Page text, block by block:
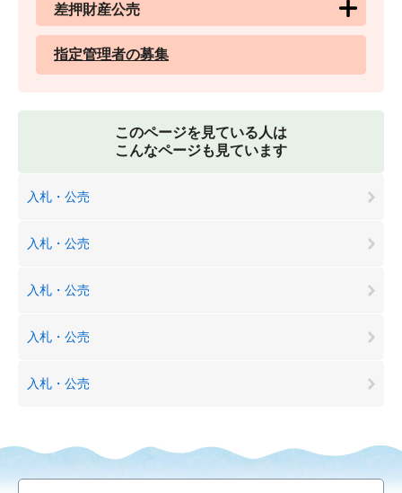
差押財産公売
指定管理者の募集
このページを見ている人は
こんなページも見ています
入札・公売
入札・公売
入札・公売
入札・公売
入札・公売